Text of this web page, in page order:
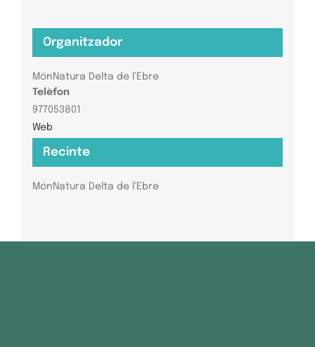
Recinte
MónNatura Delta de l’Ebre
Organitzador
MónNatura Delta de l’Ebre
Telèfon
977053801
Web